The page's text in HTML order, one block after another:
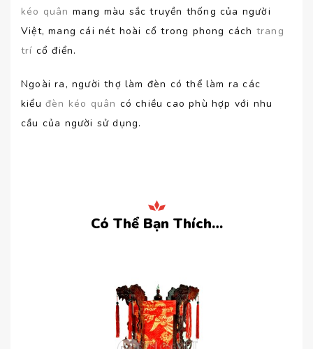
kéo quân mang màu sắc truyền thống của người
Việt, mang cái nét hoài cổ trong phong cách trang
trí cổ điển.
Ngoài ra, người thợ làm đèn có thể làm ra các
kiểu đèn kéo quân có chiều cao phù hợp với nhu
cầu của người sử dụng.
Có Thể Bạn Thích…